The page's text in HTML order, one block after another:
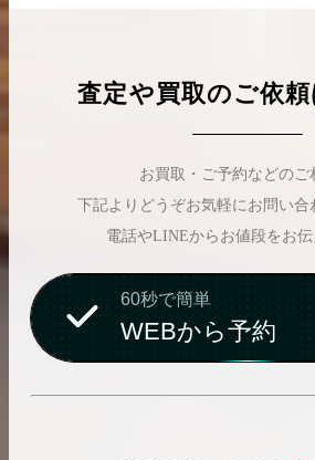
査定や買取のご依
お買取・ご予約などのご
下記よりどうぞお気軽にお問い合
電話やLINEからお値段をお
60秒で簡単
WEBから予約